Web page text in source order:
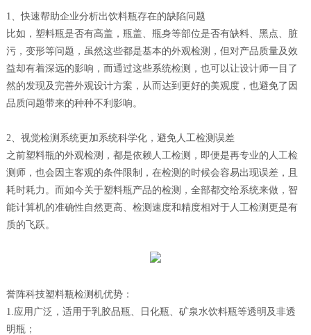
1、快速帮助企业分析出饮料瓶存在的缺陷问题
比如，塑料瓶是否有高盖，瓶盖、瓶身等部位是否有缺料、黑点、脏
污，变形等问题，虽然这些都是基本的外观检测，但对产品质量及效
益却有着深远的影响，而通过这些系统检测，也可以让设计师一目了
然的发现及完善外观设计方案，从而达到更好的美观度，也避免了因
品质问题带来的种种不利影响。
2、视觉检测系统更加系统科学化，避免人工检测误差
之前塑料瓶的外观检测，都是依赖人工检测，即便是再专业的人工检
测师，也会因主客观的条件限制，在检测的时候会容易出现误差，且
耗时耗力。而如今关于塑料瓶产品的检测，全部都交给系统来做，智
能计算机的准确性自然更高、检测速度和精度相对于人工检测更是有
质的飞跃。
誉阵科技塑料瓶检测机优势：
1.应用广泛，适用于乳胶品瓶、日化瓶、矿泉水饮料瓶等透明及非透
明瓶；